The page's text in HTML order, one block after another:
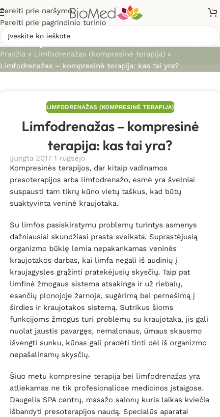
Pereiti prie naršymo
Pereiti prie pagrindinio turinio
Straipsniai
Pradžia » Limfodrenažas (kompresinė terapija) »
Limfodrenažas – kompresinė terapija: kas tai yra?
LIMFODRENAŽAS (KOMPRESINĖ TERAPIJA)
Limfodrenažas – kompresinė
terapija: kas tai yra?
Įjungta 2017 1 rugsėjo
Kompresinės terapijos, dar kitaip vadinamos
presoterapijos arba limfodrenažo, esmė yra švelniai
suspausti tam tikrų kūno vietų taškus, kad būtų
suaktyvinta veninė kraujotaka.
Su limfos pasiskirstymu problemų turintys asmenys
dažniausiai skundžiasi prasta sveikata. Suprastėjusią
organizmo būklę lemia nepakankamas veninės
kraujotakos darbas, kai limfa negali iš audinių į
kraujagysles grąžinti pratekėjusių skysčių. Taip pat
limfinė žmogaus sistema atsakinga ir už riebalų,
esančių plonojoje žarnoje, sugėrimą bei pernešimą į
širdies ir kraujotakos sistemą. Sutrikus šioms
funkcijoms žmogus turi problemų su kraujotaka, jis gali
nuolat jaustis pavargęs, nemalonaus, ūmaus skausmo
išvengti sunku, kūnas gali pradėti tinti dėl iš organizmo
nepašalinamų skysčių.
Šiuo metu kompresinė terapija bei limfodrenažas yra
atliekamas ne tik profesionaliose medicinos įstaigose.
Daugelis SPA centrų, masažo salonų kuris laikas kviečia
išbandyti presoterapijos naudą. Specialūs aparatai